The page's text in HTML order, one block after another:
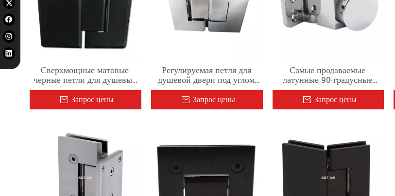
Сверхмощные матовые
черные петли для душевых
дверей из стекла на 180
градусов для стекла
толщиной 1/2–3/8 дюйма
Запрос цены
Регулируемая петля для
душевой двери под углом
180 градусов от стекла к
стеклу для стекла толщиной
1/2–3/8 дюйма
Запрос цены
Самые продаваемые
латунные 90-градусные
зеркальные маленькие
дверные петли Стеклянные
поворотные петли для
Запрос цены